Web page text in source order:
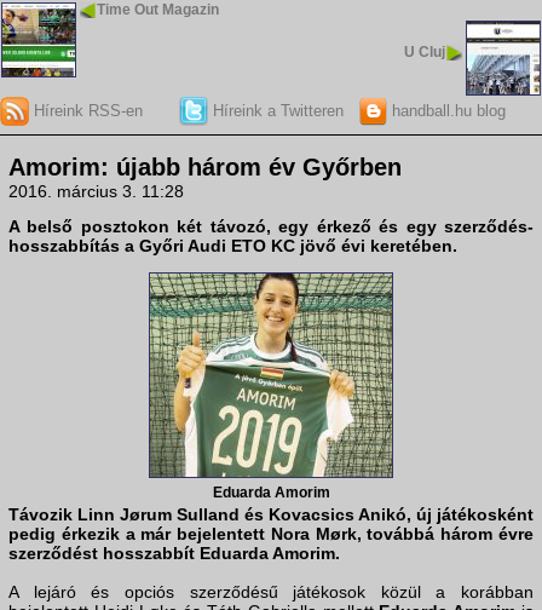
Time Out Magazin
U Cluj
Híreink RSS-en Híreink a Twitteren handball.hu blog
Amorim: újabb három év Győrben
2016. március 3. 11:28
A belső posztokon két távozó, egy érkező és egy szerződés-
hosszabbítás a Győri Audi ETO KC jövő évi keretében.
Eduarda Amorim
Távozik Linn Jørum Sulland és Kovacsics Anikó, új játékosként
pedig érkezik a már bejelentett Nora Mørk, továbbá három évre
szerződést hosszabbít Eduarda Amorim.
A lejáró és opciós szerződésű játékosok közül a korábban